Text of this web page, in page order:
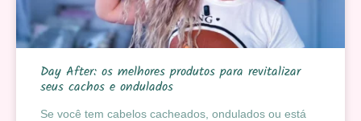
Day After: os melhores produtos para revitalizar
seus cachos e ondulados
Se você tem cabelos cacheados, ondulados ou está